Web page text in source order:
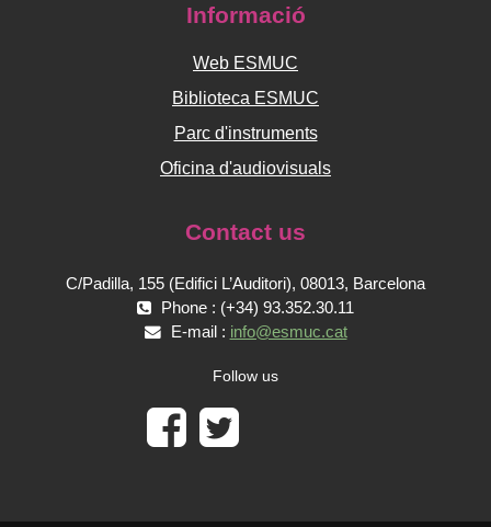
Informació
Web ESMUC
Biblioteca ESMUC
Parc d'instruments
Oficina d'audiovisuals
Contact us
C/Padilla, 155 (Edifici L’Auditori), 08013, Barcelona
Phone : (+34) 93.352.30.11
E-mail : info@esmuc.cat
Follow us